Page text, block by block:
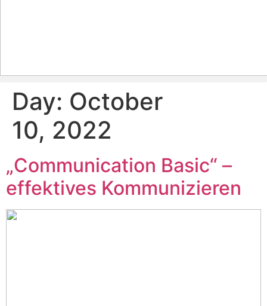
Day: October
10, 2022
„Communication Basic“ –
effektives Kommunizieren